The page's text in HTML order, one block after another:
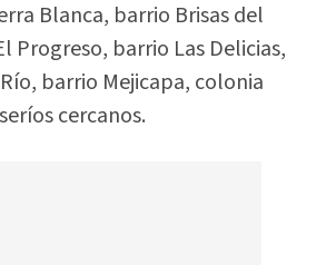
Blanca, barrio Brisas del
Progreso, barrio Las Delicias,
barrio Mejicapa, colonia
cercanos.